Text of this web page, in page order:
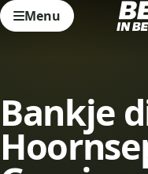
Menu
Bankje